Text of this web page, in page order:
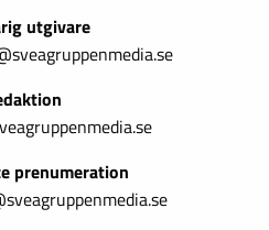
utgivare
prenumeration